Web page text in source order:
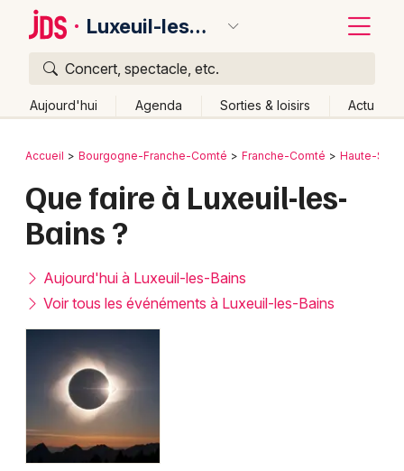
Luxeuil-les-Bains
Concert, spectacle, etc.
Aujourd'hui Agenda Sorties & loisirs Actu
Publier un événement
Grands événements
Activité & Expérience
Manifestations
Foires & salons
Spectacles
Bordeaux
Colmar
Lyon
Mulhouse
Montpellier
Nantes
Retour
Accueil Bourgogne-Franche-Comté Franche-Comté Haute-
Que faire à Luxeuil-les-
Bains ?
Aujourd'hui à Luxeuil-les-Bains
Voir tous les événéments à Luxeuil-les-Bains
Quoi ?
Où ?
Franche-Comté
Partout Près de moi Changer de lieu
Quand ?
Aujourd'hui
Demain Ce week-end